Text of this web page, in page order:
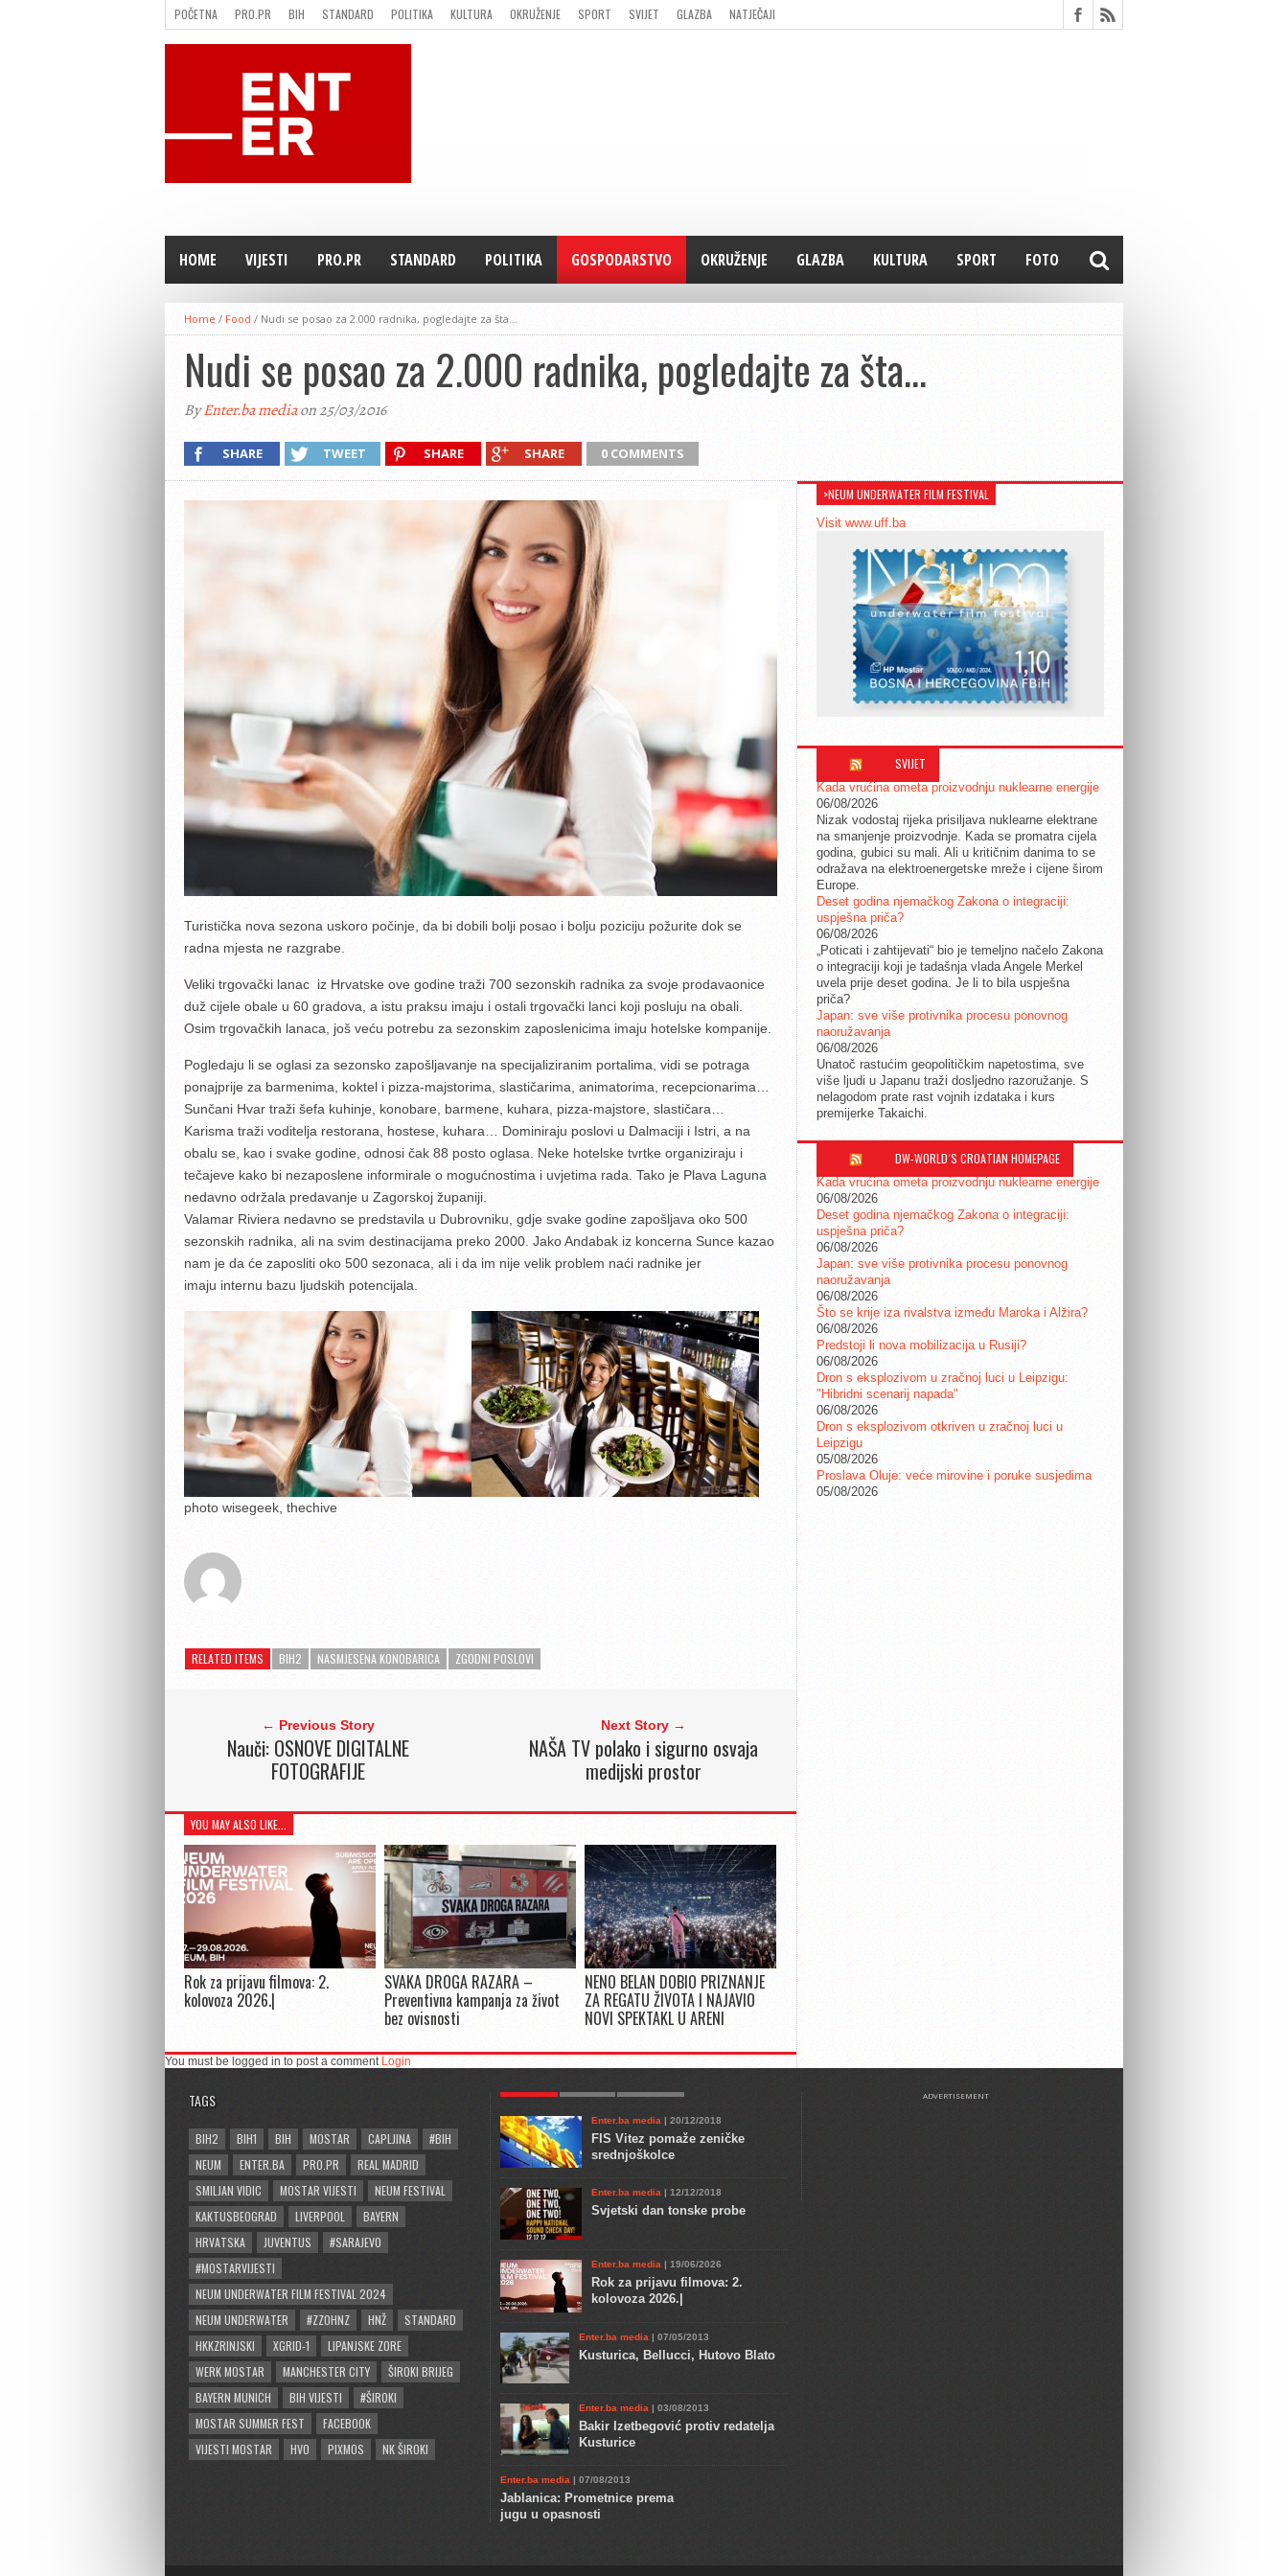
POČETNA PRO.PR BIH STANDARD POLITIKA KULTURA OKRUŽENJE SPORT SVIJET GLAZBA
NATJEČAJI
FILMING LOCATION IN BH
KONTAKT
HOME VIJESTI PRO.PR STANDARD POLITIKA GOSPODARSTVO OKRUŽENJE GLAZBA KULTURA SPORT FOTO
Home / Food / Nudi se posao za 2.000 radnika, pogledajte za šta…
Nudi se posao za 2.000 radnika, pogledajte za šta…
ByEnter.ba mediaon 25/03/2016
SHARE TWEET SHARE SHARE 0 COMMENTS
Turistička nova sezona uskoro počinje, da bi dobili bolji posao i bolju poziciju požurite dok se
radna mjesta ne razgrabe.
Veliki trgovački lanac iz Hrvatske ove godine traži 700 sezonskih radnika za svoje prodavaonice
duž cijele obale u 60 gradova, a istu praksu imaju i ostali trgovački lanci koji posluju na obali.
Osim trgovačkih lanaca, još veću potrebu za sezonskim zaposlenicima imaju hotelske kompanije.
Pogledaju li se oglasi za sezonsko zapošljavanje na specijaliziranim portalima, vidi se potraga
ponajprije za barmenima, koktel i pizza-majstorima, slastičarima, animatorima, recepcionarima…
Sunčani Hvar traži šefa kuhinje, konobare, barmene, kuhara, pizza-majstore, slastičara…
Karisma traži voditelja restorana, hostese, kuhara… Dominiraju poslovi u Dalmaciji i Istri, a na
obalu se, kao i svake godine, odnosi čak 88 posto oglasa. Neke hotelske tvrtke organiziraju i
tečajeve kako bi nezaposlene informirale o mogućnostima i uvjetima rada. Tako je Plava Laguna
nedavno održala predavanje u Zagorskoj županiji.
Valamar Riviera nedavno se predstavila u Dubrovniku, gdje svake godine zapošljava oko 500
sezonskih radnika, ali na svim destinacijama preko 2000. Jako Andabak iz koncerna Sunce kazao
nam je da će zaposliti oko 500 sezonaca, ali i da im nije velik problem naći radnike jer
imaju internu bazu ljudskih potencijala.
photo wisegeek, thechive
RELATED ITEMS BIH2 NASMJESENA KONOBARICA ZGODNI POSLOVI
← Previous Story
Nauči: OSNOVE DIGITALNE
FOTOGRAFIJE
Next Story →
NAŠA TV polako i sigurno osvaja
medijski prostor
YOU MAY ALSO LIKE...
Rok za prijavu filmova: 2.
kolovoza 2026.|
SVAKA DROGA RAZARA –
Preventivna kampanja za život
bez ovisnosti
NENO BELAN DOBIO PRIZNANJE
ZA REGATU ŽIVOTA I NAJAVIO
NOVI SPEKTAKL U ARENI
You must be logged in to post a comment Login
>NEUM UNDERWATER FILM FESTIVAL
Visit www.uff.ba
SVIJET
Kada vrućina ometa proizvodnju nuklearne energije
06/08/2026
Nizak vodostaj rijeka prisiljava nuklearne elektrane
na smanjenje proizvodnje. Kada se promatra cijela
godina, gubici su mali. Ali u kritičnim danima to se
odražava na elektroenergetske mreže i cijene širom
Europe.
Deset godina njemačkog Zakona o integraciji:
uspješna priča?
06/08/2026
„Poticati i zahtijevati“ bio je temeljno načelo Zakona
o integraciji koji je tadašnja vlada Angele Merkel
uvela prije deset godina. Je li to bila uspješna
priča?
Japan: sve više protivnika procesu ponovnog
naoružavanja
06/08/2026
Unatoč rastućim geopolitičkim napetostima, sve
više ljudi u Japanu traži dosljedno razoružanje. S
nelagodom prate rast vojnih izdataka i kurs
premijerke Takaichi.
DW-WORLD´S CROATIAN HOMEPAGE
Kada vrućina ometa proizvodnju nuklearne energije
06/08/2026
Deset godina njemačkog Zakona o integraciji:
uspješna priča?
06/08/2026
Japan: sve više protivnika procesu ponovnog
naoružavanja
06/08/2026
Što se krije iza rivalstva između Maroka i Alžira?
06/08/2026
Predstoji li nova mobilizacija u Rusiji?
06/08/2026
Dron s eksplozivom u zračnoj luci u Leipzigu:
"Hibridni scenarij napada"
06/08/2026
Dron s eksplozivom otkriven u zračnoj luci u
Leipzigu
05/08/2026
Proslava Oluje: veće mirovine i poruke susjedima
05/08/2026
TAGS
BIH2 BIH1 BIH MOSTAR CAPLJINA
#BIH
NEUM
ENTER.BA PRO.PR
REAL MADRID
SMILJAN VIDIC
MOSTAR VIJESTI
NEUM FESTIVAL
KAKTUSBEOGRAD
LIVERPOOL
BAYERN
HRVATSKA
JUVENTUS
#SARAJEVO
#MOSTARVIJESTI
NEUM UNDERWATER FILM FESTIVAL 2024
NEUM UNDERWATER
#ZZOHNZ HNŽ
STANDARD
HKKZRINJSKI
XGRID-1
LIPANJSKE ZORE
WERK MOSTAR
MANCHESTER CITY
ŠIROKI BRIJEG
BAYERN MUNICH
BIH VIJESTI
#ŠIROKI
MOSTAR SUMMER FEST
FACEBOOK
VIJESTI MOSTAR
HVO PIXMOS NK ŠIROKI
Enter.ba media | 20/12/2018
FIS Vitez pomaže zeničke
srednjoškolce
Enter.ba media | 12/12/2018
Svjetski dan tonske probe
Enter.ba media | 19/06/2026
Rok za prijavu filmova: 2.
kolovoza 2026.|
Enter.ba media | 07/05/2013
Kusturica, Bellucci, Hutovo Blato
Enter.ba media | 03/08/2013
Bakir Izetbegović protiv redatelja
Kusturice
Enter.ba media | 07/08/2013
Jablanica: Prometnice prema
jugu u opasnosti
ADVERTISEMENT